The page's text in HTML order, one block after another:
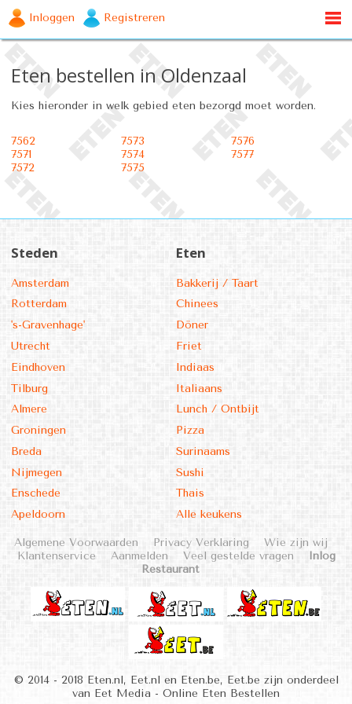
Inloggen Registreren
Eten bestellen in Oldenzaal
Kies hieronder in welk gebied eten bezorgd moet worden.
7562
7571
7572
7573
7574
7575
7576
7577
Steden
Amsterdam
Rotterdam
's-Gravenhage'
Utrecht
Eindhoven
Tilburg
Almere
Groningen
Breda
Nijmegen
Enschede
Apeldoorn
Eten
Bakkerij / Taart
Chinees
Döner
Friet
Indiaas
Italiaans
Lunch / Ontbijt
Pizza
Surinaams
Sushi
Thais
Alle keukens
Algemene Voorwaarden Privacy Verklaring
Wie zijn wij
Klantenservice
Aanmelden Veel gestelde vragen
Inlog
Restaurant
© 2014 - 2018 Eten.nl, Eet.nl en Eten.be, Eet.be zijn onderdeel
van Eet Media - Online Eten Bestellen